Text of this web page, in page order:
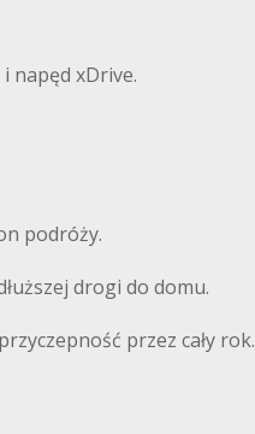
napęd xDrive.
podróży.
drogi do domu.
przez cały rok.